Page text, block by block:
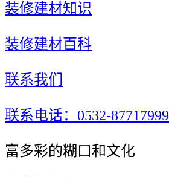
装修建材知识
装修建材百科
联系我们
联系电话：0532-87717999
富多彩的糊口和文化